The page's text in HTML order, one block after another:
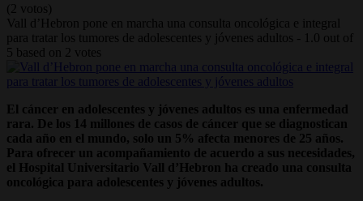
(2 votos)
Vall d’Hebron pone en marcha una consulta oncológica e integral
para tratar los tumores de adolescentes y jóvenes adultos - 1.0 out of
5 based on 2 votes
El cáncer en adolescentes y jóvenes adultos es una enfermedad
rara. De los 14 millones de casos de cáncer que se diagnostican
cada año en el mundo, solo un 5% afecta menores de 25 años.
Para ofrecer un acompañamiento de acuerdo a sus necesidades,
el Hospital Universitario Vall d’Hebron ha creado una consulta
oncológica para adolescentes y jóvenes adultos.